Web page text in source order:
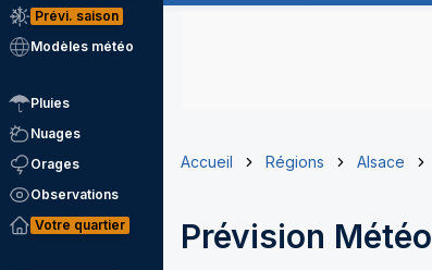
Prévi. saison
Modèles météo
Pluies
Nuages
Orages
Observations
Votre quartier
Accueil Régions Alsace
Prévision Météo